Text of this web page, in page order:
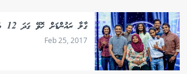
ގާލާ ރައުންޑަށް ހޮވޭ ގަދަ 12 ބައިވެރިން މިރޭ ޔަގީންވާނެ
Feb 25, 2017